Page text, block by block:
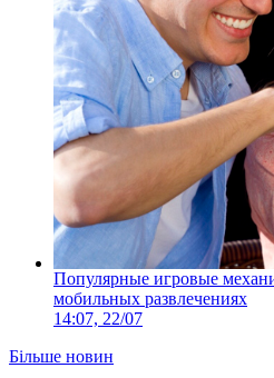
Популярные игровые
мобильных развлечениях
14:07, 22/07
Більше новин